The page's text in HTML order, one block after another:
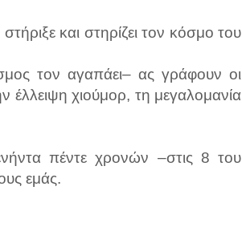
και στηρίζει τον κόσμο του
τον αγαπάει– ας γράφουν οι
έλλειψη χιούμορ, τη μεγαλομανία
πέντε χρονών –στις 8 του
εμάς.